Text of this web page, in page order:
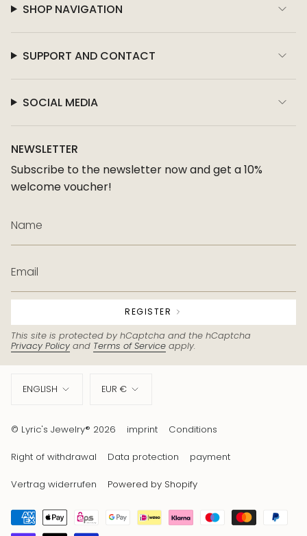
SHOP NAVIGATION
SUPPORT AND CONTACT
SOCIAL MEDIA
NEWSLETTER
Subscribe to the newsletter now and get a 10%
welcome voucher!
REGISTER
This site is protected by hCaptcha and the hCaptcha
Privacy Policy and Terms of Service apply.
Language
ENGLISH Currency
EUR €
© Lyric's Jewelry® 2026 imprint Conditions
Right of withdrawal Data protection payment
Vertrag widerrufen Powered by Shopify